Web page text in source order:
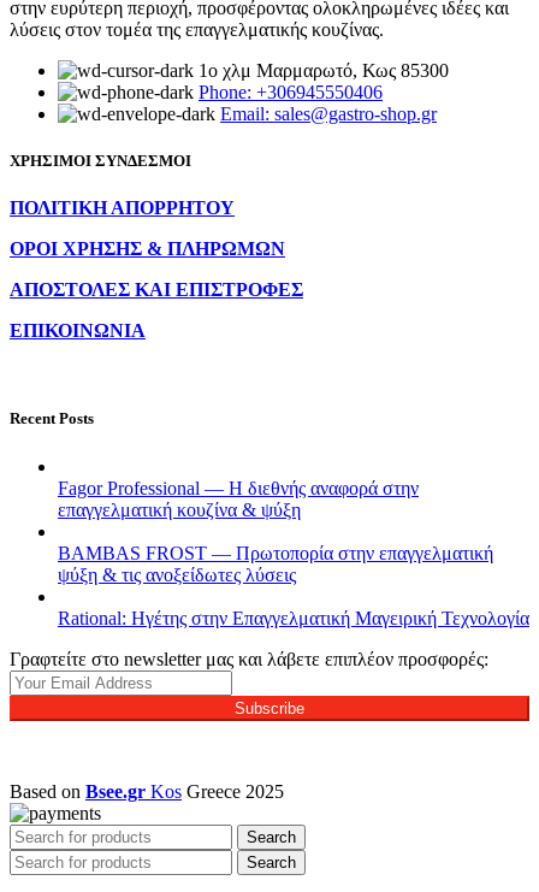
στην ευρύτερη περιοχή, προσφέροντας ολοκληρωμένες ιδέες και
λύσεις στον τομέα της επαγγελματικής κουζίνας.
1ο χλμ Μαρμαρωτό, Κως 85300
Phone: +306945550406
Email: sales@gastro-shop.gr
ΧΡΗΣΙΜΟΙ ΣΥΝΔΕΣΜΟΙ
ΠΟΛΙΤΙΚΗ ΑΠΟΡΡΗΤΟΥ
ΟΡΟΙ ΧΡΗΣΗΣ & ΠΛΗΡΩΜΩΝ
ΑΠΟΣΤΟΛΕΣ ΚΑΙ ΕΠΙΣΤΡΟΦΕΣ
ΕΠΙΚΟΙΝΩΝΙΑ
Recent Posts
Fagor Professional — Η διεθνής αναφορά στην
επαγγελματική κουζίνα & ψύξη
BAMBAS FROST — Πρωτοπορία στην επαγγελματική
ψύξη & τις ανοξείδωτες λύσεις
Rational: Ηγέτης στην Επαγγελματική Μαγειρική Τεχνολογία
Γραφτείτε στο newsletter μας και λάβετε επιπλέον προσφορές:
Subscribe
Based on Bsee.gr Kos Greece 2025
Search
Search